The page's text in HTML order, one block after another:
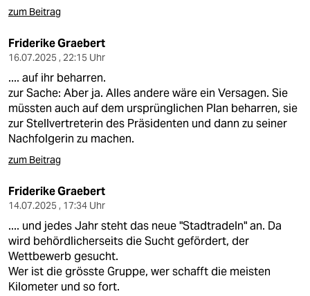
zum Beitrag
Friderike Graebert
16.07.2025 , 22:15 Uhr
.... auf ihr beharren.
zur Sache: Aber ja. Alles andere wäre ein Versagen. Sie
müssten auch auf dem ursprünglichen Plan beharren, sie
zur Stellvertreterin des Präsidenten und dann zu seiner
Nachfolgerin zu machen.
zum Beitrag
Friderike Graebert
14.07.2025 , 17:34 Uhr
.... und jedes Jahr steht das neue "Stadtradeln" an. Da
wird behördlicherseits die Sucht gefördert, der
Wettbewerb gesucht.
Wer ist die grösste Gruppe, wer schafft die meisten
Kilometer und so fort.